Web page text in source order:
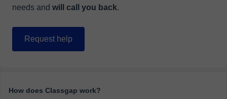
needs and will call you back.
Request help
How does Classgap work?